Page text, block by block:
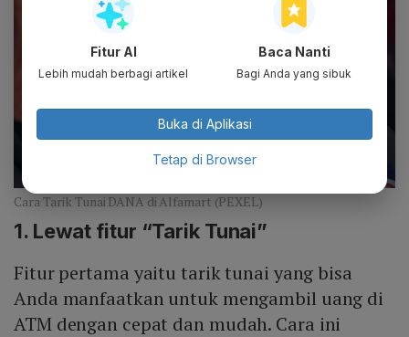
Cara Tarik Tunai DANA di Alfamart (PEXEL)
1. Lewat fitur “Tarik Tunai”
Fitur pertama yaitu tarik tunai yang bisa
Anda manfaatkan untuk mengambil uang di
ATM dengan cepat dan mudah. Cara ini
Fitur AI
Lebih mudah berbagi artikel
Baca Nanti
Bagi Anda yang sibuk
Buka di Aplikasi
Tetap di Browser